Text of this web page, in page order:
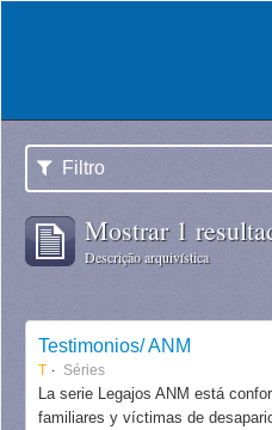
Filtro
Mostrar 1
Descrição arquivística
Testimonios/ ANM
T Séries
La serie Legajos ANM está
familiares y víctimas de